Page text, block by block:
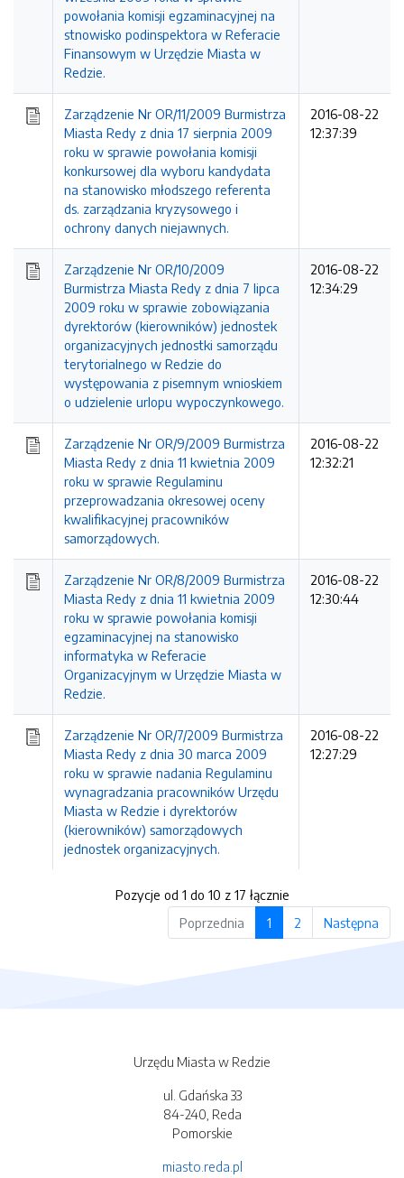
powołania komisji egzaminacyjnej na
stnowisko podinspektora w Referacie
Finansowym w Urzędzie Miasta w
Redzie.
Zarządzenie Nr OR/11/2009 Burmistrza
Miasta Redy z dnia 17 sierpnia 2009
roku w sprawie powołania komisji
konkursowej dla wyboru kandydata
na stanowisko młodszego referenta
ds. zarządzania kryzysowego i
ochrony danych niejawnych.
2016-08-22
12:37:39
Zarządzenie Nr OR/10/2009
Burmistrza Miasta Redy z dnia 7 lipca
2009 roku w sprawie zobowiązania
dyrektorów (kierowników) jednostek
organizacyjnych jednostki samorządu
terytorialnego w Redzie do
występowania z pisemnym wnioskiem
o udzielenie urlopu wypoczynkowego.
2016-08-22
12:34:29
Zarządzenie Nr OR/9/2009 Burmistrza
Miasta Redy z dnia 11 kwietnia 2009
roku w sprawie Regulaminu
przeprowadzania okresowej oceny
kwalifikacyjnej pracowników
samorządowych.
2016-08-22
12:32:21
Zarządzenie Nr OR/8/2009 Burmistrza
Miasta Redy z dnia 11 kwietnia 2009
roku w sprawie powołania komisji
egzaminacyjnej na stanowisko
informatyka w Referacie
Organizacyjnym w Urzędzie Miasta w
Redzie.
2016-08-22
12:30:44
Zarządzenie Nr OR/7/2009 Burmistrza
Miasta Redy z dnia 30 marca 2009
roku w sprawie nadania Regulaminu
wynagradzania pracowników Urzędu
Miasta w Redzie i dyrektorów
(kierowników) samorządowych
jednostek organizacyjnych.
2016-08-22
12:27:29
Pozycje od 1 do 10 z 17 łącznie
Poprzednia
1 2 Następna
Urzędu Miasta w Redzie
ul. Gdańska 33
84-240, Reda
Pomorskie
miasto.reda.pl